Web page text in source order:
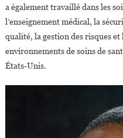
a également travaillé dans les
l’enseignement médical, la
qualité, la gestion des risques
environnements de soins de
États-Unis.